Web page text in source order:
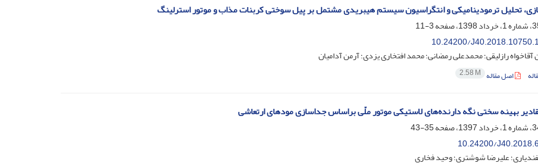
تحلیل ترمودینامیکی و انتگراسیون سیستم هیبریدی مشتمل بر پیل سوختی کربنات مذاب و موتور استرلینگ
3-11
10.24200/
رازلیقی؛ محمدعلی رمضانی؛ محمد افتخاری یزدی؛ آرمن آدامیان
اصل مقاله 2.58 M
بهینه سختی نگه دارنده‌های لاستیکی موتور ملّی براساس جداسازی مودهای ارتعاشی
35-43
10.24200/
علیرضا شوشتری؛ وحید فخاری